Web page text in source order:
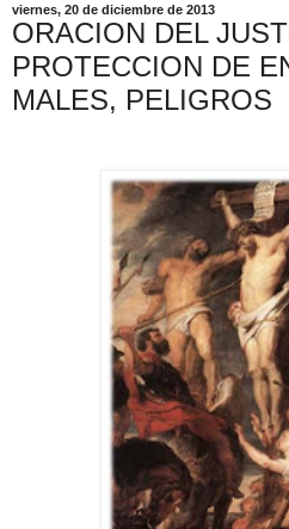
viernes, 20 de diciembre de 2013
ORACION DEL
PROTECCION DE
MALES, PELIGROS